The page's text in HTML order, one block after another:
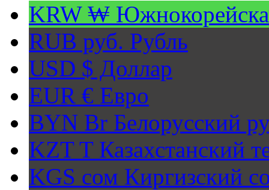
KRW ₩
RUB руб. Рубль
USD $ Доллар
EUR € Евро
BYN Br Белорусский
KZT TКазахстанский
KGS сом Киргизский